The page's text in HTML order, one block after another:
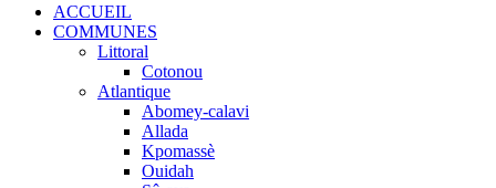
ACCUEIL
COMMUNES
Littoral
Cotonou
Atlantique
Abomey-calavi
Allada
Kpomassè
Ouidah